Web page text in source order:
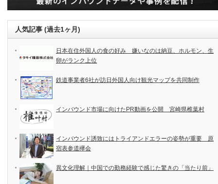
人気記事 (過去1ヶ月)
日本在住外国人の食の好み 嫌いなのは納豆、ホルモン、生
卵がランク上位
鉄道事業者6社が訪日外国人向け観光マップを共同制作
インバウンド市場に向けたPR動画を公開 宮崎県椎葉村
インバウンド誘致にはトライアンドエラーの姿勢が重要 原
宿表参道欅会
異文化理解｜中国での勤務経験で感じた驚きの「当たり前」